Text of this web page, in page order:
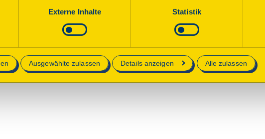
werden nur essenzielle Cookies auf der Webseite gesetzt, die technisch
Externe Inhalte Statistik
Ausgewählte zulassen Details anzeigen Alle zulassen